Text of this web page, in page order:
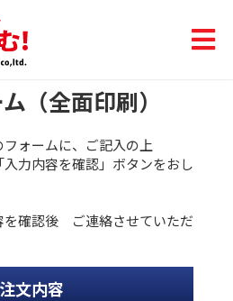
（全面印刷）
ォームに、ご記入の上
力内容を確認」ボタンをおし
確認後 ご連絡させていただ
注文内容